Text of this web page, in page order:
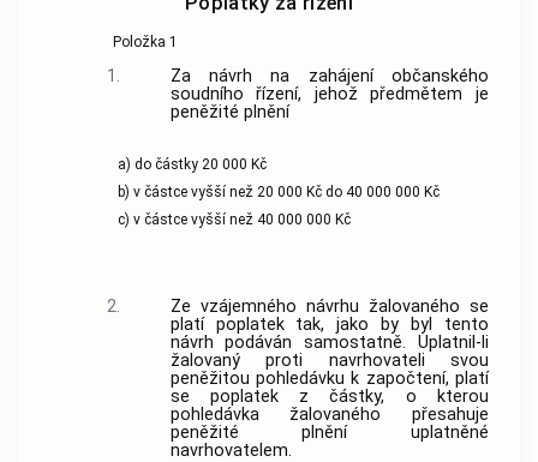
Položka 1
1.
Za návrh na zahájení občanského
soudního řízení, jehož předmětem je
peněžité plnění
a) do částky 20 000 Kč
b) v částce vyšší než 20 000 Kč do 40 000 000 Kč
c) v částce vyšší než 40 000 000 Kč
2.
Ze vzájemného návrhu žalovaného se
platí poplatek tak, jako by byl tento
návrh podáván samostatně. Uplatnil-li
žalovaný proti navrhovateli svou
peněžitou pohledávku k započtení, platí
se poplatek z částky, o kterou
pohledávka žalovaného přesahuje
peněžité plnění uplatněné
navrhovatelem.